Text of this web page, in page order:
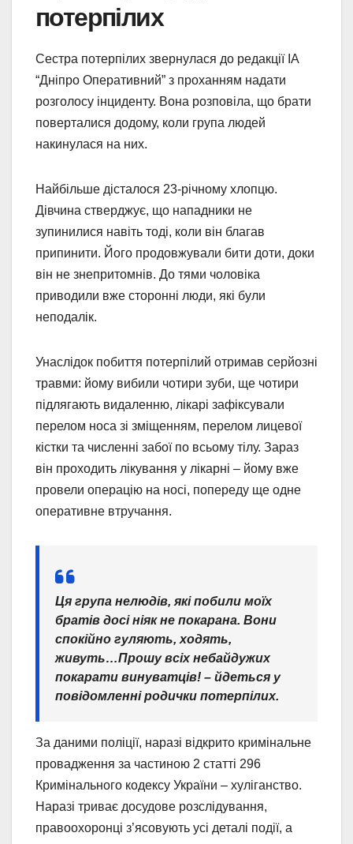
потерпілих
Сестра потерпілих звернулася до редакції ІА
“Дніпро Оперативний” з проханням надати
розголосу інциденту. Вона розповіла, що брати
поверталися додому, коли група людей
накинулася на них.
Найбільше дісталося 23-річному хлопцю.
Дівчина стверджує, що нападники не
зупинилися навіть тоді, коли він благав
припинити. Його продовжували бити доти, доки
він не знепритомнів. До тями чоловіка
приводили вже сторонні люди, які були
неподалік.
Унаслідок побиття потерпілий отримав серйозні
травми: йому вибили чотири зуби, ще чотири
підлягають видаленню, лікарі зафіксували
перелом носа зі зміщенням, перелом лицевої
кістки та численні забої по всьому тілу. Зараз
він проходить лікування у лікарні – йому вже
провели операцію на носі, попереду ще одне
оперативне втручання.
Ця група нелюдів, які побили моїх
братів досі ніяк не покарана. Вони
спокійно гуляють, ходять,
живуть…Прошу всіх небайдужих
покарати винуватців! – йдеться у
повідомленні родички потерпілих.
За даними поліції, наразі відкрито кримінальне
провадження за частиною 2 статті 296
Кримінального кодексу України – хуліганство.
Наразі триває досудове розслідування,
правоохоронці з’ясовують усі деталі події, а